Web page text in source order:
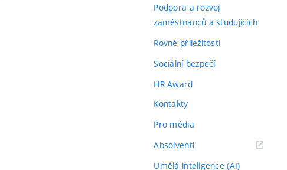
Podpora a rozvoj
zaměstnanců a studujících
Rovné příležitosti
Sociální bezpečí
HR Award
Kontakty
Pro média
Absolventi(externí
Umělá inteligence (AI)